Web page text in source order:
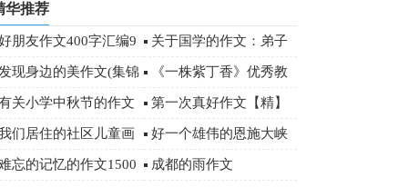
华推荐
朋友作文400字汇编9 关于国学的作文：弟子
规读后感800字
现身边的美作文(集锦
篇)
《一株紫丁香》优秀教
学设计
关小学中秋节的作文
字三篇
第一次真好作文【精】
们居住的社区儿童画
品欣赏
好一个雄伟的恩施大峡
谷游记作文
忘的记忆的作文1500 成都的雨作文